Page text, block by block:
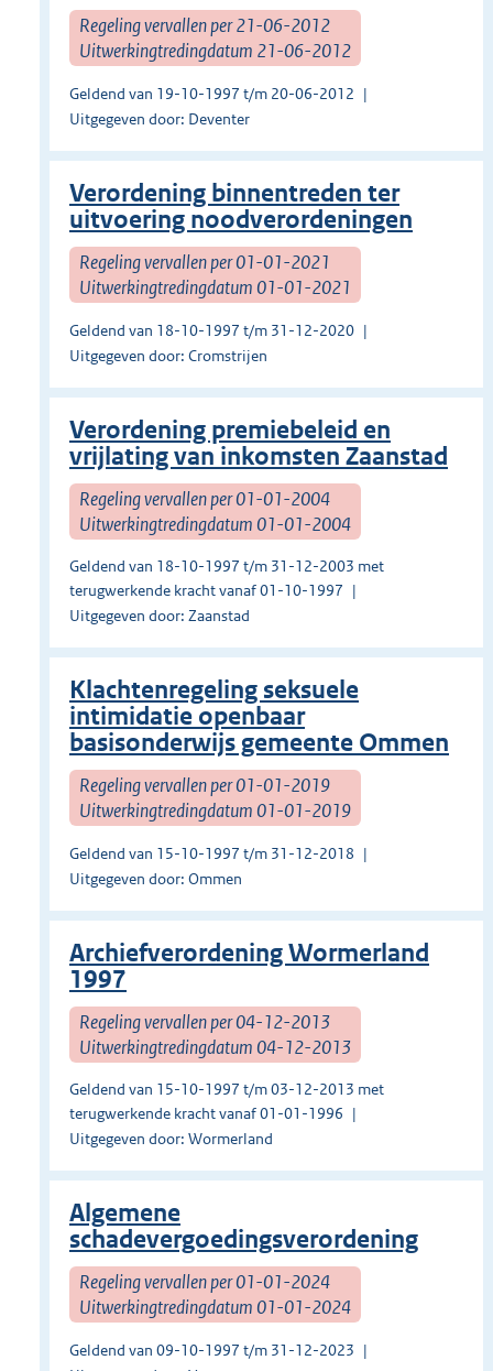
Regeling vervallen per 21-06-2012
Uitwerkingtredingdatum 21-06-2012
Geldend van 19-10-1997 t/m 20-06-2012
Uitgegeven door: Deventer
Verordening binnentreden ter
uitvoering noodverordeningen
Regeling vervallen per 01-01-2021
Uitwerkingtredingdatum 01-01-2021
Geldend van 18-10-1997 t/m 31-12-2020
Uitgegeven door: Cromstrijen
Verordening premiebeleid en
vrijlating van inkomsten Zaanstad
Regeling vervallen per 01-01-2004
Uitwerkingtredingdatum 01-01-2004
Geldend van 18-10-1997 t/m 31-12-2003 met
terugwerkende kracht vanaf 01-10-1997
Uitgegeven door: Zaanstad
Klachtenregeling seksuele
intimidatie openbaar
basisonderwijs gemeente Ommen
Regeling vervallen per 01-01-2019
Uitwerkingtredingdatum 01-01-2019
Geldend van 15-10-1997 t/m 31-12-2018
Uitgegeven door: Ommen
Archiefverordening Wormerland
1997
Regeling vervallen per 04-12-2013
Uitwerkingtredingdatum 04-12-2013
Geldend van 15-10-1997 t/m 03-12-2013 met
terugwerkende kracht vanaf 01-01-1996
Uitgegeven door: Wormerland
Algemene
schadevergoedingsverordening
Regeling vervallen per 01-01-2024
Uitwerkingtredingdatum 01-01-2024
Geldend van 09-10-1997 t/m 31-12-2023